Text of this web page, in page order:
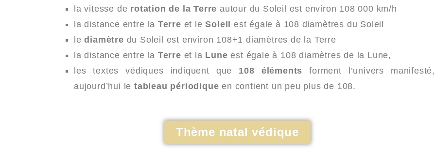
la vitesse de rotation de la Terre autour du Soleil est environ 108 000 km/h
la distance entre la Terre et leSoleil
est égale à 108 diamètres du Soleil
lediamètre du Soleil est environ 108+1 diamètres de la Terre
la distance entre la Terre et la Lune est égale à 108 diamètres de la Lune,
les textes védiques indiquent que 108 éléments forment l’univers manifesté,
aujourd’hui letableau périodique en contient un peu plus de 108.
Thème natal védique